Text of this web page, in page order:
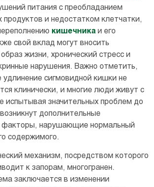
питания с преобладанием
и недостатком клетчатки,
кишечника и его
свой вклад могут вносить
жизни, хронический стресс и
нарушения. Важно отметить,
удлинение сигмовидной кишки не
клинически, и многие люди живут с
испытывая значительных проблем до
дополнительные
нарушающие нормальный
содержимого.
механизм, посредством которого
к запорам, многогранен.
заключается в изменении